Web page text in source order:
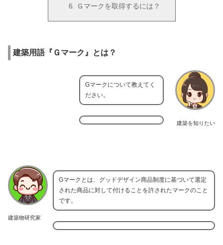
Ｇマークを取得するには？
建築用語『Ｇマーク』とは？
建築を知りたい
Gマークについて教えてく
ださい。
建築物研究家
Gマークとは、グッドデザイン商品制度に基づいて選定
された商品に対して付けることを許されたマークのこと
です。